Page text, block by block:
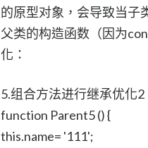
的原型对象，会导致当子
父类的构造函数（因为
化：
5.组合方法进行继承优化2
function Parent5 () {
this.name= '111';